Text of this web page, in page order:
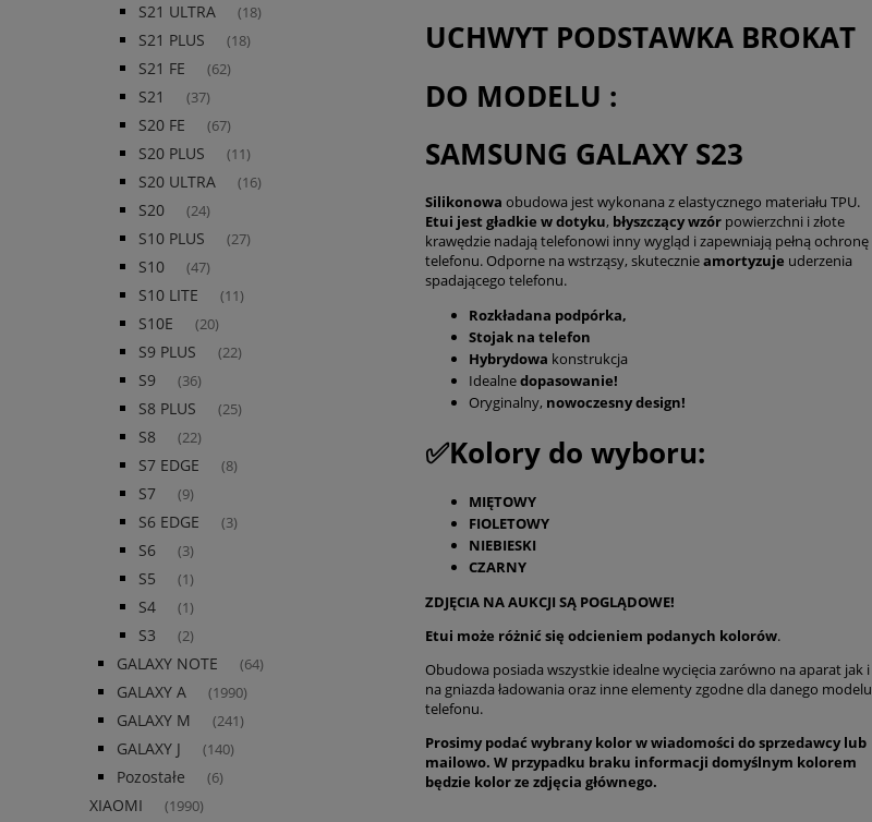
S21 ULTRA (18)
S21 PLUS (18)
S21 FE (62)
S21 (37)
S20 FE (67)
S20 PLUS (11)
S20 ULTRA (16)
S20 (24)
S10 PLUS (27)
S10 (47)
S10 LITE (11)
S10E (20)
S9 PLUS (22)
S9 (36)
S8 PLUS (25)
S8 (22)
S7 EDGE (8)
S7 (9)
S6 EDGE (3)
S6 (3)
S5 (1)
S4 (1)
S3 (2)
GALAXY NOTE (64)
GALAXY A (1990)
GALAXY M (241)
GALAXY J (140)
Pozostałe (6)
XIAOMI (1990)
UCHWYT PODSTAWKA BROKAT
DO MODELU :
SAMSUNG GALAXY S23
Silikonowa obudowa jest wykonana z elastycznego materiału TPU.
Etui jest gładkie w dotyku, błyszczącywzór powierzchni i złote
krawędzie nadają telefonowi inny wygląd i zapewniają pełną ochronę
telefonu. Odporne na wstrząsy, skutecznieamortyzuje uderzenia
spadającego telefonu.
Rozkładana podpórka,
Stojak na telefon
Hybrydowa konstrukcja
Idealnedopasowanie!
Oryginalny, nowoczesny design!
✅Kolory do wyboru:
MIĘTOWY
FIOLETOWY
NIEBIESKI
CZARNY
ZDJĘCIA NA AUKCJI SĄ POGLĄDOWE!
Etui może różnić się odcieniem podanych kolorów.
Obudowa posiada wszystkie idealne wycięcia zarówno na aparat jak i
na gniazda ładowania oraz inne elementy zgodne dla danego modelu
telefonu.
Prosimy podać wybrany kolor w wiadomości do sprzedawcy lub
mailowo. W przypadku braku informacji domyślnym kolorem
będzie kolor ze zdjęcia głównego.